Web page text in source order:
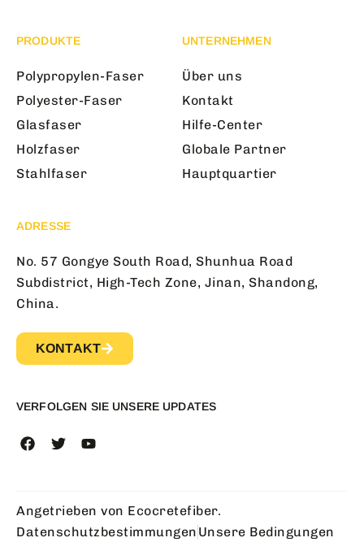
PRODUKTE
Polypropylen-Faser
Polyester-Faser
Glasfaser
Holzfaser
Stahlfaser
UNTERNEHMEN
Über uns
Kontakt
Hilfe-Center
Globale Partner
Hauptquartier
ADRESSE
No. 57 Gongye South Road, Shunhua Road
Subdistrict, High-Tech Zone, Jinan, Shandong,
China.
KONTAKT
VERFOLGEN SIE UNSERE UPDATES
Angetrieben von Ecocretefiber.
Datenschutzbestimmungen Unsere Bedingungen